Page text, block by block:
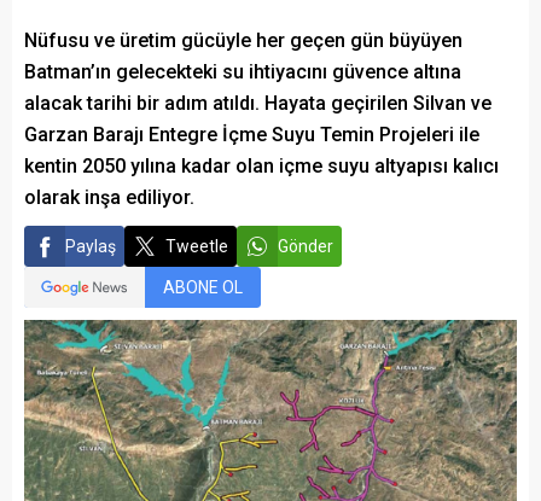
Nüfusu ve üretim gücüyle her geçen gün büyüyen
Batman’ın gelecekteki su ihtiyacını güvence altına
alacak tarihi bir adım atıldı. Hayata geçirilen Silvan ve
Garzan Barajı Entegre İçme Suyu Temin Projeleri ile
kentin 2050 yılına kadar olan içme suyu altyapısı kalıcı
olarak inşa ediliyor.
Paylaş Tweetle Gönder
ABONE OL